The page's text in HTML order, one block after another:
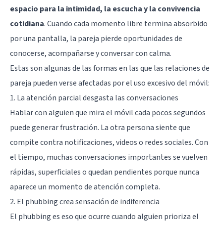
espacio para la intimidad, la escucha y la convivencia
cotidiana. Cuando cada momento libre termina absorbido
por una pantalla, la pareja pierde oportunidades de
conocerse, acompañarse y conversar con calma.
Estas son algunas de las formas en las que las relaciones de
pareja pueden verse afectadas por el uso excesivo del móvil:
1. La atención parcial desgasta las conversaciones
Hablar con alguien que mira el móvil cada pocos segundos
puede generar frustración. La otra persona siente que
compite contra notificaciones, videos o redes sociales. Con
el tiempo, muchas conversaciones importantes se vuelven
rápidas, superficiales o quedan pendientes porque nunca
aparece un momento de atención completa.
2. El phubbing crea sensación de indiferencia
El phubbing es eso que ocurre cuando alguien prioriza el